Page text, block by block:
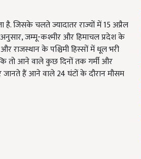
जिसके चलते ज्यादातर राज्यों में 15 अप्रैल
जम्मू-कश्मीर और हिमाचल प्रदेश के
राजस्थान के पश्चिमी हिस्सों में धूल भरी
तो आने वाले कुछ दिनों तक गर्मी और
हैं आने वाले 24 घंटों के दौरान मौसम